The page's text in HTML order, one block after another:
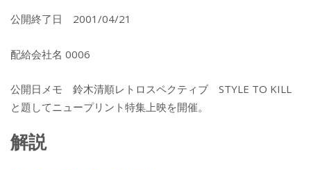
公開終了日 2001/04/21
配給会社名 0006
公開日メモ 鈴木清順レトロスペクティブ STYLE TO KILL
と題してニュープリント特集上映を開催。
解説